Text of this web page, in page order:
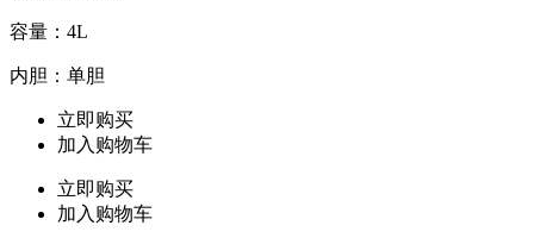
容量：4L
内胆：单胆
立即购买
加入购物车
立即购买
加入购物车